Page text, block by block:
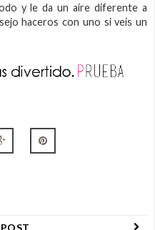
y le da un aire diferente a
haceros con uno si veis un